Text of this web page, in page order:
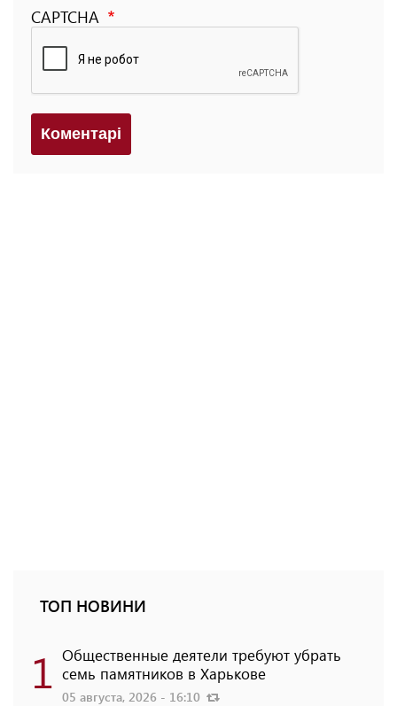
CAPTCHA
Коментарi
ТОП НОВИНИ
1 Общественные деятели требуют убрать
семь памятников в Харькове
05 августа, 2026 - 16:10